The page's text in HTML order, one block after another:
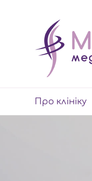
Про клініку